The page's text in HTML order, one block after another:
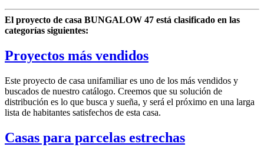
El proyecto de casa BUNGALOW 47 está clasificado en las
categorías siguientes:
Proyectos más vendidos
Este proyecto de casa unifamiliar es uno de los más vendidos y
buscados de nuestro catálogo. Creemos que su solución de
distribución es lo que busca y sueña, y será el próximo en una larga
lista de habitantes satisfechos de esta casa.
Casas para parcelas estrechas